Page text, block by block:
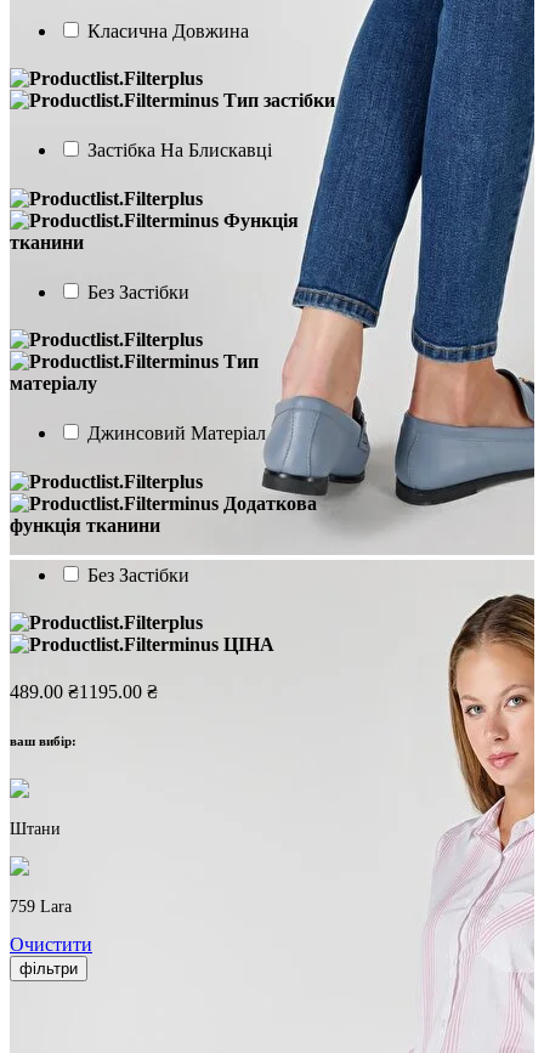
Класична Довжина
Тип застібки
Застібка На Блискавці
Функція
тканини
Без Застібки
Тип
матеріалу
Джинсовий Матеріал
Додаткова
функція тканини
Без Застібки
ЦІНА
489.00 ₴1195.00 ₴
ваш вибір:
Штани
759 Lara
Очистити
фільтри